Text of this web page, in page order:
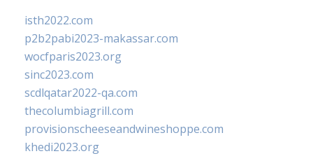
isth2022.com
p2b2pabi2023-makassar.com
wocfparis2023.org
sinc2023.com
scdlqatar2022-qa.com
thecolumbiagrill.com
provisionscheeseandwineshoppe.com
khedi2023.org